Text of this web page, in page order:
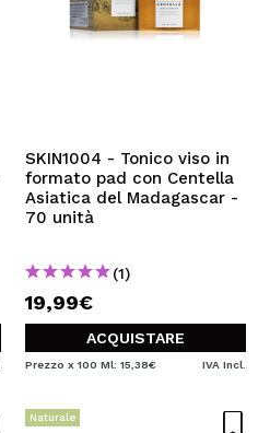
SKIN1004 - Tonico viso in
formato pad con Centella
Asiatica del Madagascar -
70 unità
(1)
19,99€
ACQUISTARE
Prezzo x 100 Ml: 15,38€ IVA Incl.
Naturale